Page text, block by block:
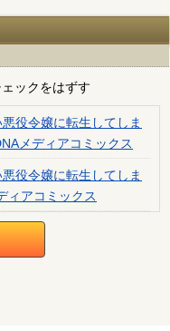
ックをはずす
役令嬢に転生してしま
メディアコミックス
役令嬢に転生してしま
ィアコミックス